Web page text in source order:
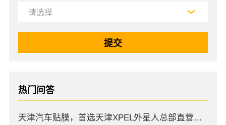
热门问答
天津汽车贴膜，首选天津XPEL外星人总部直营店，高口碑店